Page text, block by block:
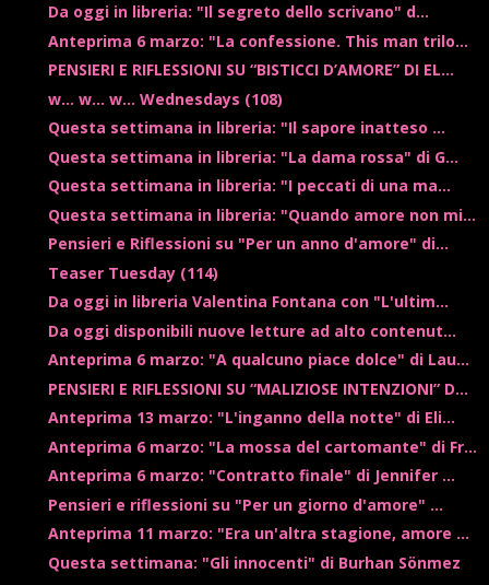
Da oggi in libreria: "Il segreto dello scrivano" d...
Anteprima 6 marzo: "La confessione. This man trilo...
PENSIERI E RIFLESSIONI SU “BISTICCI D’AMORE” DI EL...
w... w... w... Wednesdays (108)
Questa settimana in libreria: "Il sapore inatteso ...
Questa settimana in libreria: "La dama rossa" di G...
Questa settimana in libreria: "I peccati di una ma...
Questa settimana in libreria: "Quando amore non mi...
Pensieri e Riflessioni su "Per un anno d'amore" di...
Teaser Tuesday (114)
Da oggi in libreria Valentina Fontana con "L'ultim...
Da oggi disponibili nuove letture ad alto contenut...
Anteprima 6 marzo: "A qualcuno piace dolce" di Lau...
PENSIERI E RIFLESSIONI SU “MALIZIOSE INTENZIONI” D...
Anteprima 13 marzo: "L'inganno della notte" di Eli...
Anteprima 6 marzo: "La mossa del cartomante" di Fr...
Anteprima 6 marzo: "Contratto finale" di Jennifer ...
Pensieri e riflessioni su "Per un giorno d'amore" ...
Anteprima 11 marzo: "Era un'altra stagione, amore ...
Questa settimana: "Gli innocenti" di Burhan Sönmez